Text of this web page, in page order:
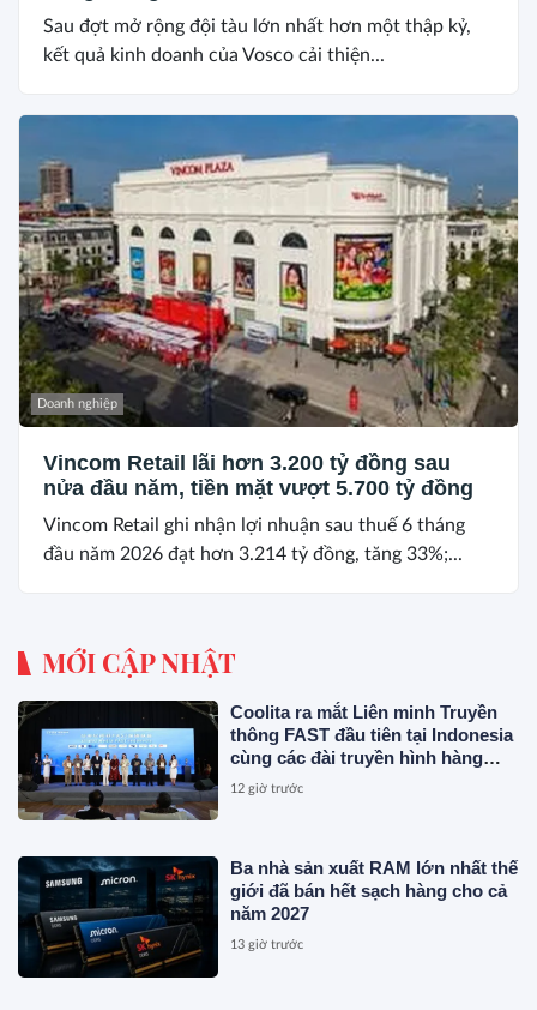
Sau đợt mở rộng đội tàu lớn nhất hơn một thập kỷ,
kết quả kinh doanh của Vosco cải thiện...
Doanh nghiệp
Vincom Retail lãi hơn 3.200 tỷ đồng sau
nửa đầu năm, tiền mặt vượt 5.700 tỷ đồng
Vincom Retail ghi nhận lợi nhuận sau thuế 6 tháng
đầu năm 2026 đạt hơn 3.214 tỷ đồng, tăng 33%;...
MỚI CẬP NHẬT
Coolita ra mắt Liên minh Truyền
thông FAST đầu tiên tại Indonesia
cùng các đài truyền hình hàng
đầu
12 giờ trước
Ba nhà sản xuất RAM lớn nhất thế
giới đã bán hết sạch hàng cho cả
năm 2027
13 giờ trước